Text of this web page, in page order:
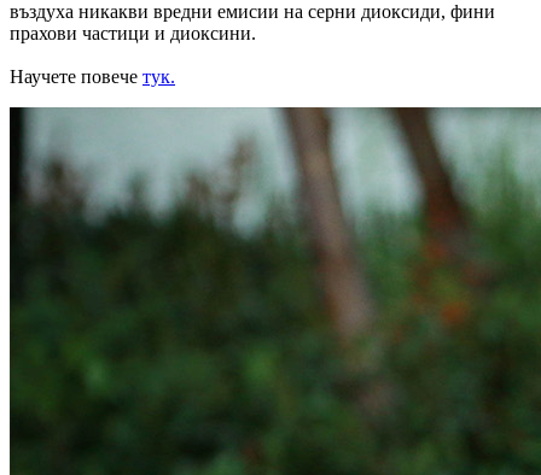
въздуха никакви вредни емисии на серни диоксиди, фини
прахови частици и диоксини.
Научете повече тук.